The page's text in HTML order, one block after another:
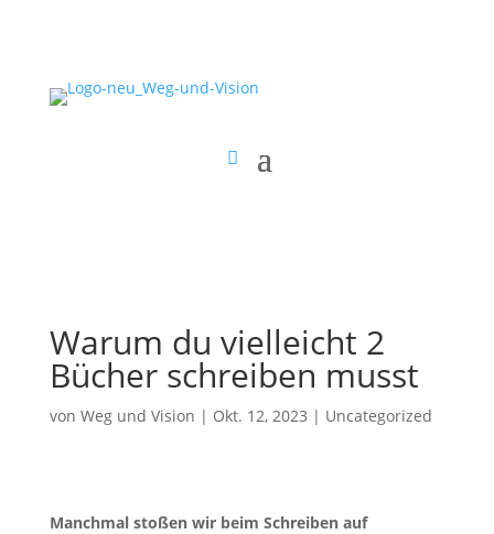
Warum du vielleicht 2
Bücher schreiben musst
von Weg und Vision | Okt. 12, 2023 | Uncategorized
Manchmal stoßen wir beim Schreiben auf